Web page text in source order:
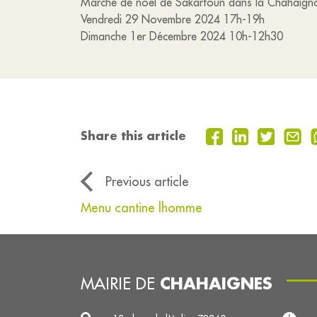
Vendredi 29 Novembre 2024 17h-19h
Dimanche 1er Décembre 2024 10h-12h30
Share this article
Previous article
Menu cantine lhomme
MAIRIE DE CHAHAIGNES